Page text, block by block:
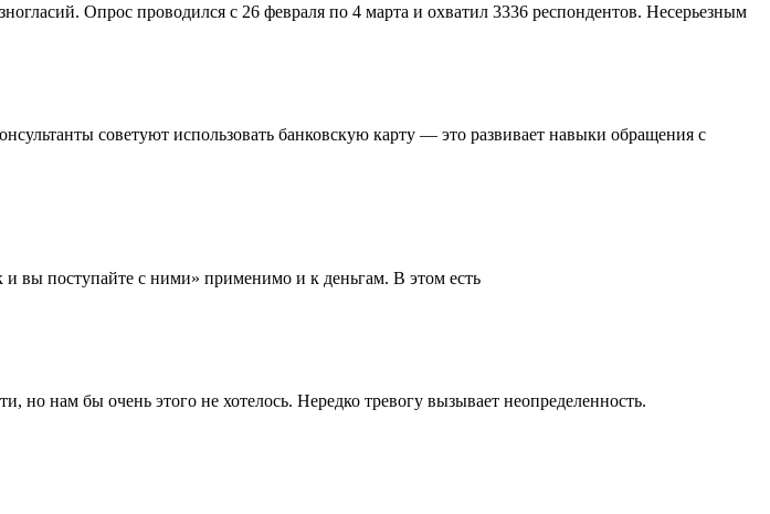
Опрос проводился с 26 февраля по 4 марта и охватил 3336 респондентов. Несерьезным
советуют использовать банковскую карту — это развивает навыки обращения с
вы поступайте с ними» применимо и к деньгам. В этом есть
нам бы очень этого не хотелось. Нередко тревогу вызывает неопределенность.